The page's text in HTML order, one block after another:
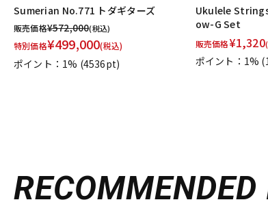
Sumerian No.771 トダギターズ
販売価格¥572,000(税込)
特別価格¥499,000(税込)
ポイント：1% (4536pt)
Ukulele Strings
ow-G Set
販売価格¥1,320
ポイント：1%
RECOMMENDED